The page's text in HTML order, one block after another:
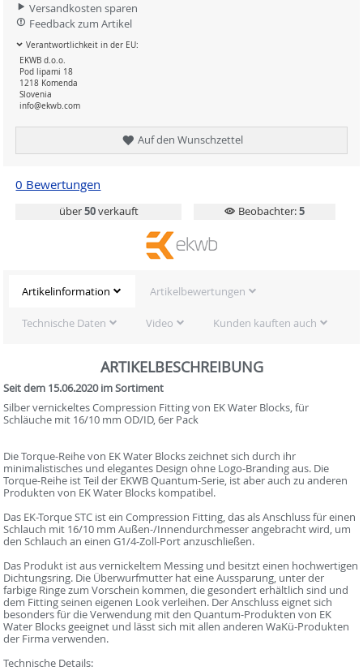
Versandkosten sparen
Feedback zum Artikel
Verantwortlichkeit in der EU:
EKWB d.o.o.
Pod lipami 18
1218 Komenda
Slovenia
info@ekwb.com
Auf den Wunschzettel
0 Bewertungen
über50verkauft Beobachter:5
Artikelinformation Artikelbewertungen
Technische Daten Video Kunden kauften auch
ARTIKELBESCHREIBUNG
Seit dem 15.06.2020 im Sortiment
Silber vernickeltes Compression Fitting von EK Water Blocks, für
Schläuche mit 16/10 mm OD/ID, 6er Pack
Die Torque-Reihe von EK Water Blocks zeichnet sich durch ihr
minimalistisches und elegantes Design ohne Logo-Branding aus. Die
Torque-Reihe ist Teil der EKWB Quantum-Serie, ist aber auch zu anderen
Produkten von EK Water Blocks kompatibel.
Das EK-Torque STC ist ein Compression Fitting, das als Anschluss für einen
Schlauch mit 16/10 mm Außen-/Innendurchmesser angebracht wird, um
den Schlauch an einen G1/4-Zoll-Port anzuschließen.
Das Produkt ist aus vernickeltem Messing und besitzt einen hochwertigen
Dichtungsring. Die Überwurfmutter hat eine Aussparung, unter der
farbige Ringe zum Vorschein kommen, die gesondert erhältlich sind und
dem Fitting seinen eigenen Look verleihen. Der Anschluss eignet sich
besonders für die Verwendung mit den Quantum-Produkten von EK
Water Blocks geeignet und lässt sich mit allen anderen WaKü-Produkten
der Firma verwenden.
Technische Details: